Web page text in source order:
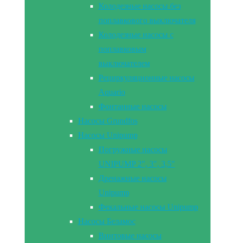
Колодезные насосы без
поплавкового выключателя
Колодезные насосы с
поплавковым
выключателем
Рециркуляционные насосы
Aquario
Фонтанные насосы
Насосы Grundfos
Насосы Unipump
Погружные насосы
UNIPUMP 2″, 3″, 3,5″
Дренажные насосы
Unipump
Фекальные насосы Unipump
Насосы Беламос
Винтовые насосы